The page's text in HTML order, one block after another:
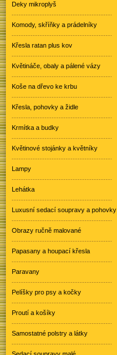
Deky mikroplyš
Komody, skříňky a prádelníky
Křesla ratan plus kov
Květináče, obaly a pálené vázy
Koše na dřevo ke krbu
Křesla, pohovky a židle
Krmítka a budky
Květinové stojánky a květníky
Lampy
Lehátka
Luxusní sedací soupravy a pohovky
Obrazy ručně malované
Papasany a houpací křesla
Paravany
Pelíšky pro psy a kočky
Proutí a košíky
Samostatné polstry a látky